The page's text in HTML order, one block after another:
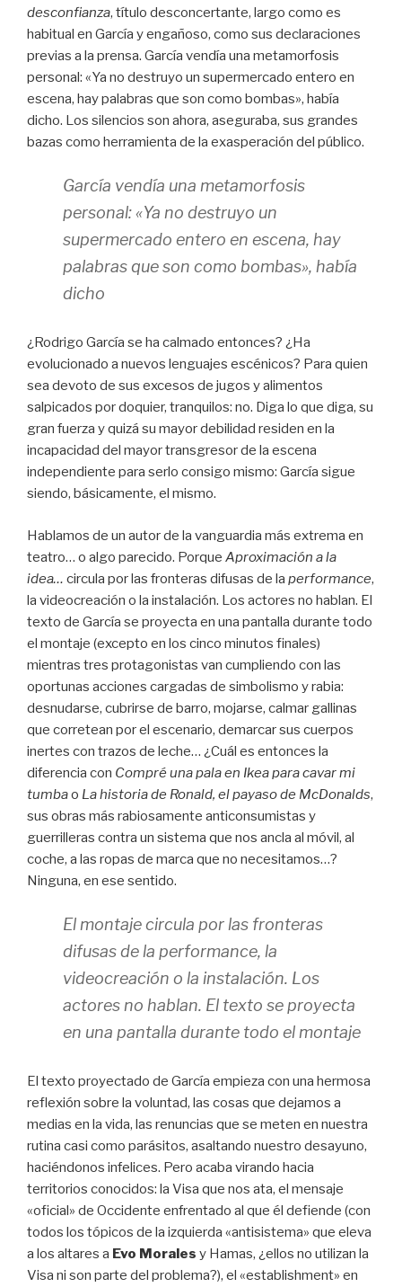
desconfianza, título desconcertante, largo como es
habitual en García y engañoso, como sus declaraciones
previas a la prensa. García vendía una metamorfosis
personal: «Ya no destruyo un supermercado entero en
escena, hay palabras que son como bombas», había
dicho. Los silencios son ahora, aseguraba, sus grandes
bazas como herramienta de la exasperación del público.
García vendía una metamorfosis
personal: «Ya no destruyo un
supermercado entero en escena, hay
palabras que son como bombas», había
dicho
¿Rodrigo García se ha calmado entonces? ¿Ha
evolucionado a nuevos lenguajes escénicos? Para quien
sea devoto de sus excesos de jugos y alimentos
salpicados por doquier, tranquilos: no. Diga lo que diga, su
gran fuerza y quizá su mayor debilidad residen en la
incapacidad del mayor transgresor de la escena
independiente para serlo consigo mismo: García sigue
siendo, básicamente, el mismo.
Hablamos de un autor de la vanguardia más extrema en
teatro… o algo parecido. Porque Aproximación a la
idea… circula por las fronteras difusas de la performance,
la videocreación o la instalación. Los actores no hablan. El
texto de García se proyecta en una pantalla durante todo
el montaje (excepto en los cinco minutos finales)
mientras tres protagonistas van cumpliendo con las
oportunas acciones cargadas de simbolismo y rabia:
desnudarse, cubrirse de barro, mojarse, calmar gallinas
que corretean por el escenario, demarcar sus cuerpos
inertes con trazos de leche… ¿Cuál es entonces la
diferencia con Compré una pala en Ikea para cavar mi
tumbao La historia de Ronald, el payaso de McDonalds,
sus obras más rabiosamente anticonsumistas y
guerrilleras contra un sistema que nos ancla al móvil, al
coche, a las ropas de marca que no necesitamos…?
Ninguna, en ese sentido.
El montaje circula por las fronteras
difusas de la performance, la
videocreación o la instalación. Los
actores no hablan. El texto se proyecta
en una pantalla durante todo el montaje
El texto proyectado de García empieza con una hermosa
reflexión sobre la voluntad, las cosas que dejamos a
medias en la vida, las renuncias que se meten en nuestra
rutina casi como parásitos, asaltando nuestro desayuno,
haciéndonos infelices. Pero acaba virando hacia
territorios conocidos: la Visa que nos ata, el mensaje
«oficial» de Occidente enfrentado al que él defiende (con
todos los tópicos de la izquierda «antisistema» que eleva
a los altares a Evo Morales y Hamas, ¿ellos no utilizan la
Visa ni son parte del problema?), el «establishment» en